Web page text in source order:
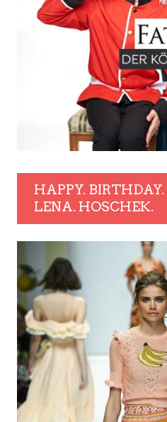
HAPPY. BIRTHDAY.
LENA. HOSCHEK.